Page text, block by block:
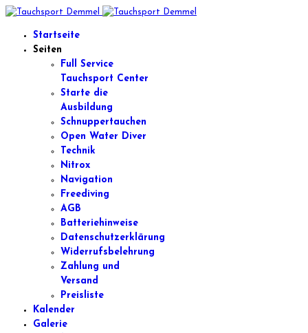
Startseite
Seiten
Full Service
Tauchsport Center
Starte die
Ausbildung
Schnuppertauchen
Open Water Diver
Technik
Nitrox
Navigation
Freediving
AGB
Batteriehinweise
Datenschutzerklärung
Widerrufsbelehrung
Zahlung und
Versand
Preisliste
Kalender
Galerie